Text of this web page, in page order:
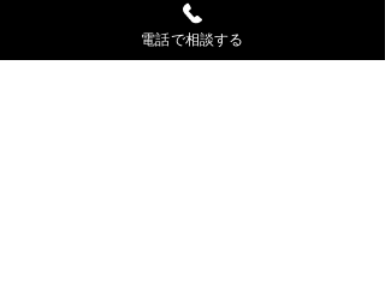
電話で相談する